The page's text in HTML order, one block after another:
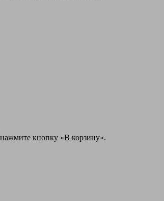
кнопку «В корзину».